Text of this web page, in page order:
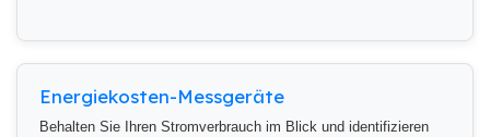
Energiekosten-Messgeräte
Behalten Sie Ihren Stromverbrauch im Blick und identifizieren